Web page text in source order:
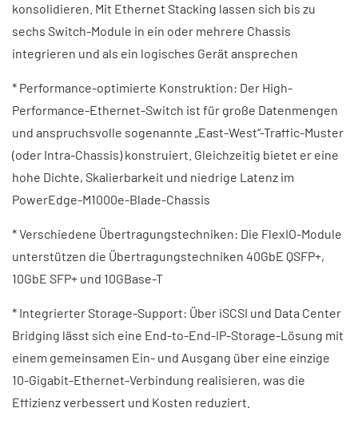
konsolidieren. Mit Ethernet Stacking lassen sich bis zu
sechs Switch-Module in ein oder mehrere Chassis
integrieren und als ein logisches Gerät ansprechen
* Performance-optimierte Konstruktion: Der High-
Performance-Ethernet-Switch ist für große Datenmengen
und anspruchsvolle sogenannte „East-West“-Traffic-Muster
(oder Intra-Chassis) konstruiert. Gleichzeitig bietet er eine
hohe Dichte, Skalierbarkeit und niedrige Latenz im
PowerEdge-M1000e-Blade-Chassis
* Verschiedene Übertragungstechniken: Die FlexIO-Module
unterstützen die Übertragungstechniken 40GbE QSFP+,
10GbE SFP+ und 10GBase-T
* Integrierter Storage-Support: Über iSCSI und Data Center
Bridging lässt sich eine End-to-End-IP-Storage-Lösung mit
einem gemeinsamen Ein- und Ausgang über eine einzige
10-Gigabit-Ethernet-Verbindung realisieren, was die
Effizienz verbessert und Kosten reduziert.